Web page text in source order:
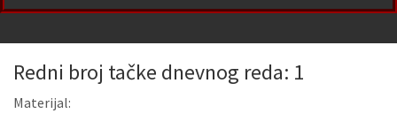
Redni broj tačke dnevnog reda: 1
Materijal: